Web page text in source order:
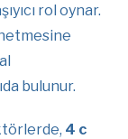
rol oynar.
bulunur.
4 c